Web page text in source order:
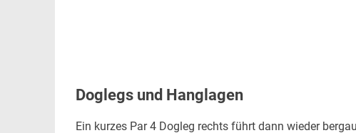
Doglegs und Hanglagen
Ein kurzes Par 4 Dogleg rechts führt dann wieder